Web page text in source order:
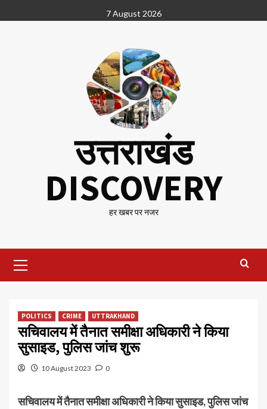
to
7 August 2026
उत्तराखंड
DISCOVERY
हर खबर पर नजर
Menu
POLITICS CRIME UTTRAKHAND
सचिवालय में तैनात समीक्षा अधिकारी ने किया
सुसाइड, पुलिस जांच शुरू
10 August 2023 0
सचिवालय में तैनात समीक्षा अधिकारी ने किया सुसाइड, पुलिस जांच